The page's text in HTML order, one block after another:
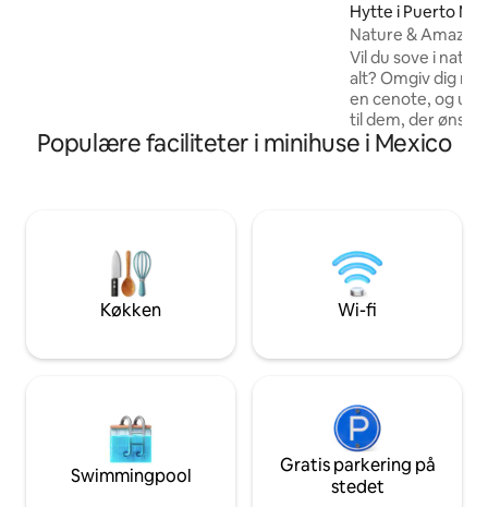
Hytte i Puerto
Nature &
Cenote-rute
Vil du sove i
alt? Omgiv dig
en cenote, og
til dem, der
af i hjertet af
morgenmad. Tøv
spørgsmål, vi
Populære faciliteter i minihuse i Mexico
Køkken Wi-fi
Swimmingpool
Gratis parkering på
stedet